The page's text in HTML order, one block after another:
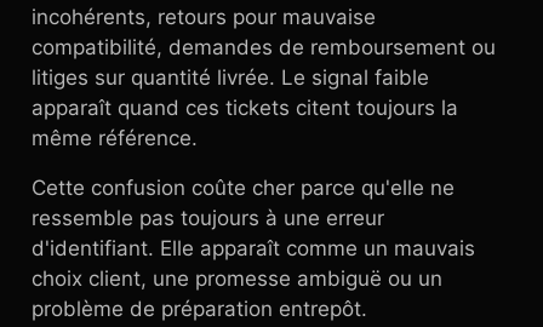
incohérents, retours pour mauvaise
compatibilité, demandes de remboursement ou
litiges sur quantité livrée. Le signal faible
apparaît quand ces tickets citent toujours la
même référence.
Cette confusion coûte cher parce qu'elle ne
ressemble pas toujours à une erreur
d'identifiant. Elle apparaît comme un mauvais
choix client, une promesse ambiguë ou un
problème de préparation entrepôt.